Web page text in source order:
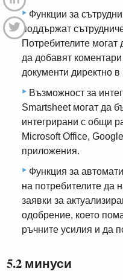
Функции за
поддържат
Потребителите могат
да добавят
документи директно
Възможност за
Smartsheet могат да
интегрирани с общи
Microsoft Office,
приложения.
Функция за
на потребителите да
заявки за
одобрение, което
ръчните усилия и да
5.2 минуси